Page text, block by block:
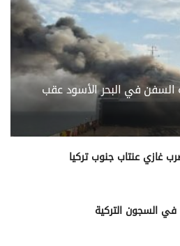
السفن في البحر الأسود عقب
غازي عنتاب جنوب تركيا